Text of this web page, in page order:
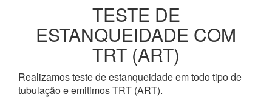
TESTE DE
ESTANQUEIDADE COM
TRT (ART)
Realizamos teste de estanqueidade em todo tipo de
tubulação e emitimos TRT (ART).